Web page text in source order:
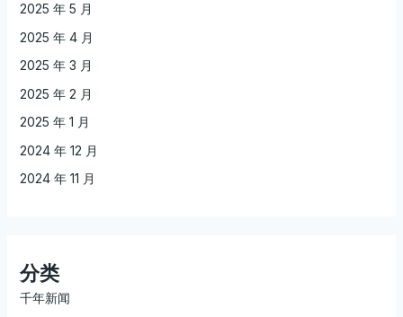
2025 年 5 月
2025 年 4 月
2025 年 3 月
2025 年 2 月
2025 年 1 月
2024 年 12 月
2024 年 11 月
分类
千年新闻